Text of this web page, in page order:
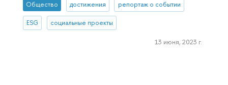
Общество достижения репортаж о событии
ESG социальные проекты
13 июня, 2023 г.